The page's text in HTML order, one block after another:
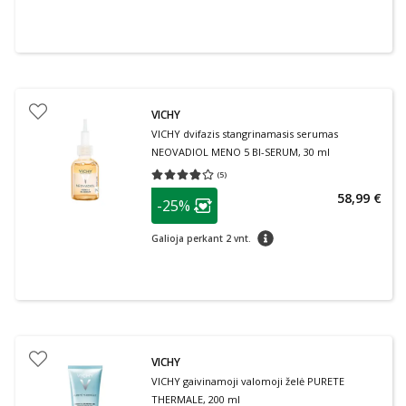
VICHY
VICHY dvifazis stangrinamasis serumas
NEOVADIOL MENO 5 BI-SERUM, 30 ml
(5)
Vidutinis įvertinimas 3.80
patarimas
Lojalumo klubo narių nuolaida
-25%
Galioja perkant 2 vnt. patarimas
58,99 €
VICHY
VICHY gaivinamoji valomoji želė PURETE
THERMALE, 200 ml